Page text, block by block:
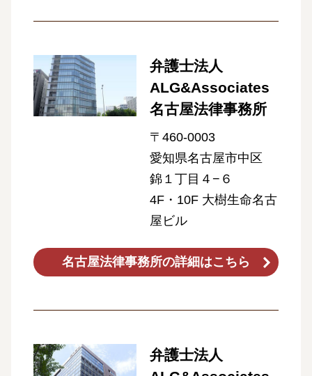
弁護士法人
ALG&Associates
名古屋法律事務所
〒460-0003
愛知県名古屋市中区
錦１丁目４−６
4F・10F 大樹生命名古
屋ビル
名古屋法律事務所の詳細はこちら
弁護士法人